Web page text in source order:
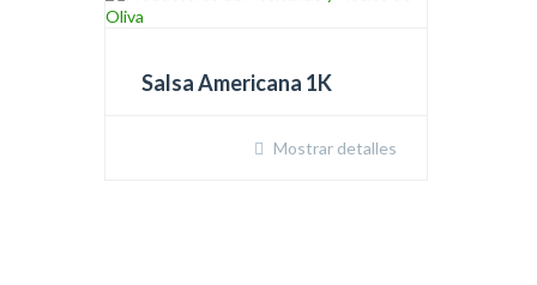
Salsa Americana 1K
Mostrar detalles